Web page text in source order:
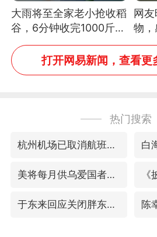
大雨将至全家老小抢收稻
谷，6分钟收完1000斤，
没有一个人掉链子
网
物，
些不
打开网易新闻，查看更
热门搜索
杭州机场已取消航班388架次
美将每月供乌爱国者拦截导弹
于东来回应关闭胖东来生活广场店